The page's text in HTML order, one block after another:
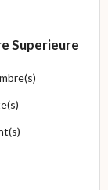
Superieure